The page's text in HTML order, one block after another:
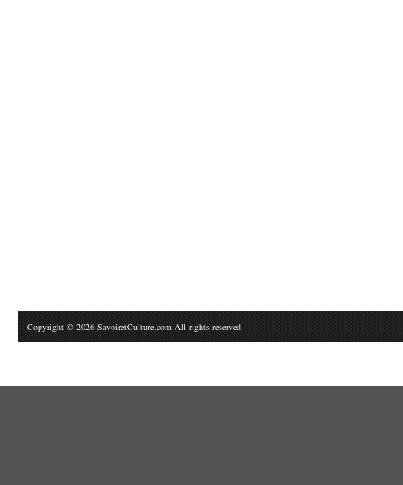
Copyright © 2026 SavoiretCulture.com All rights reserved